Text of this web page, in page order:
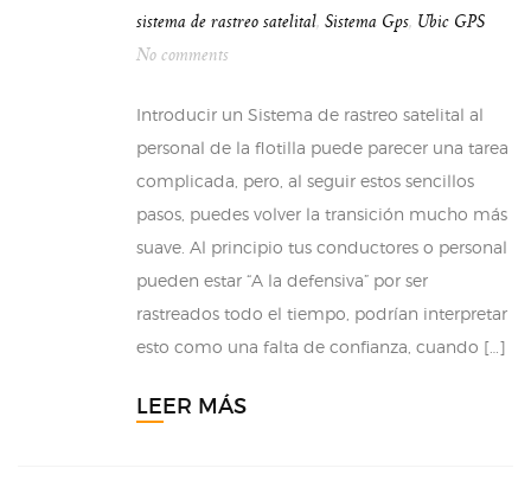
sistema de rastreo satelital, Sistema Gps, Ubic GPS
No comments
Introducir un Sistema de rastreo satelital al
personal de la flotilla puede parecer una tarea
complicada, pero, al seguir estos sencillos
pasos, puedes volver la transición mucho más
suave. Al principio tus conductores o personal
pueden estar “A la defensiva” por ser
rastreados todo el tiempo, podrían interpretar
esto como una falta de confianza, cuando […]
LEER MÁS